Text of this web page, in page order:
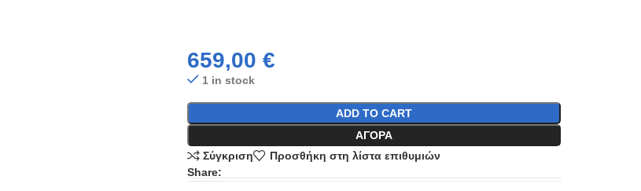
659,00 €
1 in stock
ADD TO CART
ΑΓΟΡΆ
Σύγκριση
Προσθήκη στη λίστα επιθυμιών
Share: